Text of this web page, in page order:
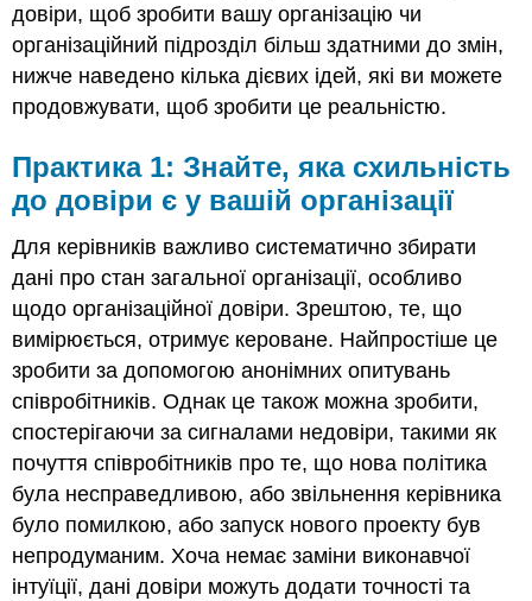
довіри, щоб зробити вашу організацію чи
організаційний підрозділ більш здатними до змін,
нижче наведено кілька дієвих ідей, які ви можете
продовжувати, щоб зробити це реальністю.
Практика 1: Знайте, яка схильність
до довіри є у вашій організації
Для керівників важливо систематично збирати
дані про стан загальної організації, особливо
щодо організаційної довіри. Зрештою, те, що
вимірюється, отримує кероване. Найпростіше це
зробити за допомогою анонімних опитувань
співробітників. Однак це також можна зробити,
спостерігаючи за сигналами недовіри, такими як
почуття співробітників про те, що нова політика
була несправедливою, або звільнення керівника
було помилкою, або запуск нового проекту був
непродуманим. Хоча немає заміни виконавчої
інтуїції, дані довіри можуть додати точності та